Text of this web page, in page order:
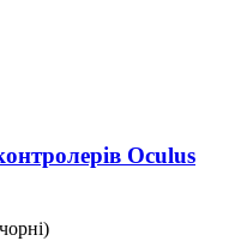
Oculus